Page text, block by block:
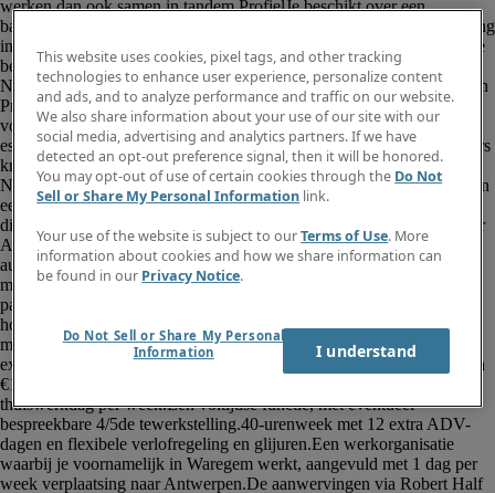
This website uses cookies, pixel tags, and other tracking
technologies to enhance user experience, personalize content
and ads, and to analyze performance and traffic on our website.
We also share information about your use of our site with our
social media, advertising and analytics partners. If we have
detected an opt-out preference signal, then it will be honored.
You may opt-out of use of certain cookies through the Do Not
Sell or Share My Personal Information link.
Your use of the website is subject to ourTerms of Use. More
information about cookies and how we share information can
be found in our Privacy Notice.
Do Not Sell or Share My Personal
Information
I understand